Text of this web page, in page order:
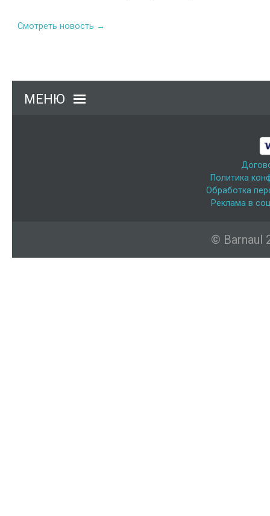
Смотреть новость →
МЕНЮ
Политика
Обработка
Реклама в
© Barnaul